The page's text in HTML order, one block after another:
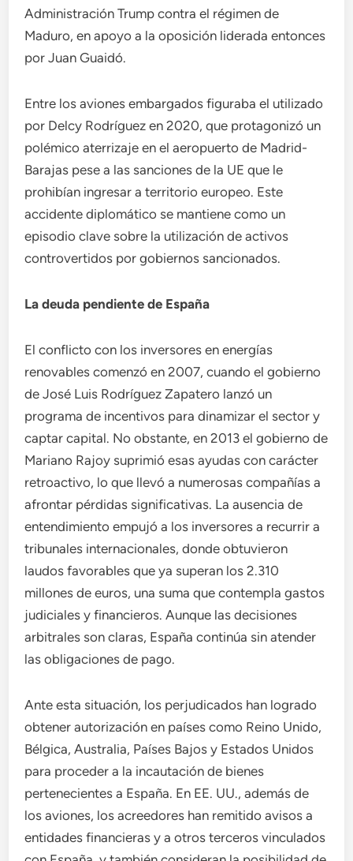
Administración Trump contra el régimen de
Maduro, en apoyo a la oposición liderada entonces
por Juan Guaidó.
Entre los aviones embargados figuraba el utilizado
por Delcy Rodríguez en 2020, que protagonizó un
polémico aterrizaje en el aeropuerto de Madrid-
Barajas pese a las sanciones de la UE que le
prohibían ingresar a territorio europeo. Este
accidente diplomático se mantiene como un
episodio clave sobre la utilización de activos
controvertidos por gobiernos sancionados.
La deuda pendiente de España
El conflicto con los inversores en energías
renovables comenzó en 2007, cuando el gobierno
de José Luis Rodríguez Zapatero lanzó un
programa de incentivos para dinamizar el sector y
captar capital. No obstante, en 2013 el gobierno de
Mariano Rajoy suprimió esas ayudas con carácter
retroactivo, lo que llevó a numerosas compañías a
afrontar pérdidas significativas. La ausencia de
entendimiento empujó a los inversores a recurrir a
tribunales internacionales, donde obtuvieron
laudos favorables que ya superan los 2.310
millones de euros, una suma que contempla gastos
judiciales y financieros. Aunque las decisiones
arbitrales son claras, España continúa sin atender
las obligaciones de pago.
Ante esta situación, los perjudicados han logrado
obtener autorización en países como Reino Unido,
Bélgica, Australia, Países Bajos y Estados Unidos
para proceder a la incautación de bienes
pertenecientes a España. En EE. UU., además de
los aviones, los acreedores han remitido avisos a
entidades financieras y a otros terceros vinculados